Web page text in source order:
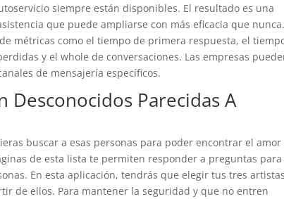
siempre están disponibles. El resultado es una
que puede ampliarse con más eficacia que nunca.
métricas como el tiempo de primera respuesta, el
y el whole de conversaciones. Las empresas
de mensajería específicos.
Desconocidos Parecidas A
buscar a esas personas para poder encontrar el amor
de esta lista te permiten responder a preguntas para
En esta aplicación, tendrás que elegir tus tres artistas
de ellos. Para mantener la seguridad y que no entren